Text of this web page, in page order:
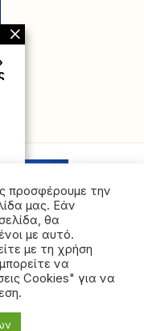
ρητά η
έγγραφη άδεια
προσφέρουμε την
μας. Εάν
θα
με αυτό.
με τη χρήση
να
Cookies" για να